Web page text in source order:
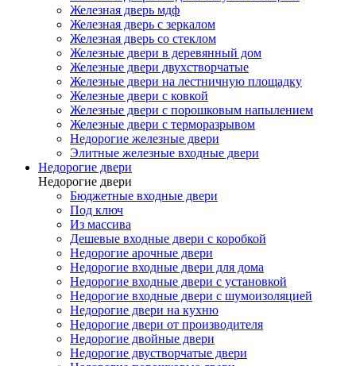
Железная дверь мдф
Железная дверь с зеркалом
Железная дверь со стеклом
Железные двери в деревянный дом
Железные двери двухстворчатые
Железные двери на лестничную площадку
Железные двери с ковкой
Железные двери с порошковым напылением
Железные двери с терморазрывом
Недорогие железные двери
Элитные железные входные двери
Недорогие двери
Недорогие двери
Бюджетные входные двери
Под ключ
Из массива
Дешевые входные двери с коробкой
Недорогие арочные двери
Недорогие входные двери для дома
Недорогие входные двери с установкой
Недорогие входные двери с шумоизоляцией
Недорогие двери на кухню
Недорогие двери от производителя
Недорогие двойные двери
Недорогие двустворчатые двери